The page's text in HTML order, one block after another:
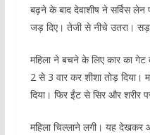
बढ़ने के बाद देवाशीष ने सर्विस लेन
जड़ दिए। तेजी से नीचे उतरा।
महिला ने बचने के लिए कार का
2 से 3 वार कर शीशा तोड़ दिया।
दिया। फिर ईंट से सिर और शरीर
महिला चिल्लाने लगी। यह